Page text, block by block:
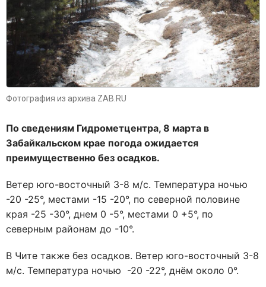
Фотография из архива ZAB.RU
По сведениям Гидрометцентра, 8 марта в
Забайкальском крае погода ожидается
преимущественно без осадков.
Ветер юго-восточный 3-8 м/с. Температура ночью
-20 -25°, местами -15 -20°, по северной половине
края -25 -30°, днем 0 -5°, местами 0 +5°, по
северным районам до -10°.
В Чите также без осадков. Ветер юго-восточный 3-8
м/с. Температура ночью -20 -22°, днём около 0°.